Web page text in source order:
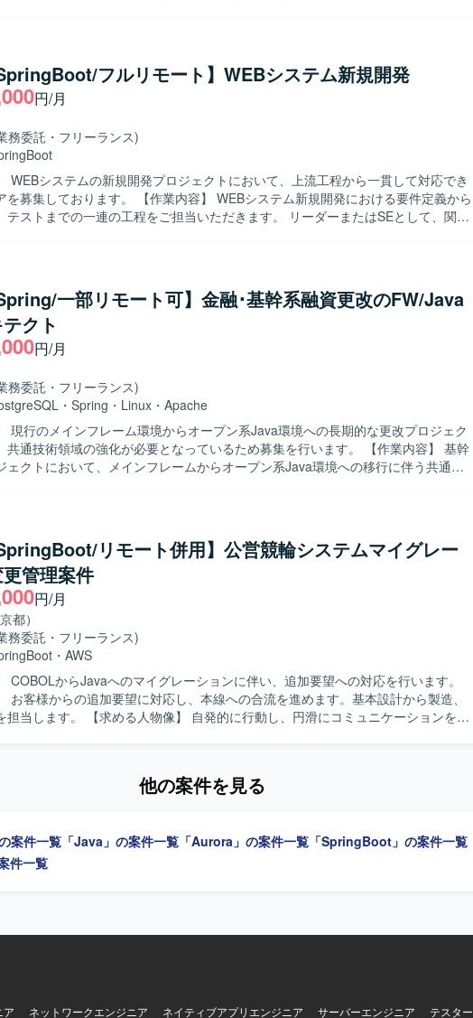
ンを取りながら、品質と生産性の両立を意識して取り組んでいただける方です。
の魅力】 オンプレミスからクラウドへの再構築プロジェクトに参画することで、
したシステムアーキテクチャやモダンなJava開発の経験を積むことができます。
築を行います。
フルリモート】WEBシステム新規開発
円/月
務委託・フリーランス)
WEBシステムの新規開発プロジェクトにおいて、上流工程から一貫して対応でき
【作業内容】 WEBシステム新規開発における要件定義から
テストまでの一連の工程をご担当いただきます。 リーダーまたはSEとして、関係
わることができ、スキルの幅を広げていただけます。 【開発環境】 Javaおよ
を用いたWEBシステム開発環境となります。
一部リモート可】金融･基幹系融資更改のFW/Java
クト
円/月
務委託・フリーランス)
・ Spring ・ Linux ・ Apache
現行のメインフレーム環境からオープン系Java環境への長期的な更改プロジェク
技術領域の強化が必要となっているため募集を行います。 【作業内容】 基幹
ェクトにおいて、メインフレームからオープン系Java環境への移行に伴う共通技
らQA対応、テスト作業（結合・総合・リグレッションテスト等）やデータ移行・
きます。 【求める人物像】 自発的に必要なタスクを洗い出し、
に作業を進められる方を求めています。関係者とのコミュニケーションを取りな
改善に向けて能動的に動ける方が望ましいです。 【ポジションの魅力】 大
基幹系システムの更改プロジェクトに長期的に関わることで、メインフレームか
への移行ノウハウや、SPRING/Javaおよびクラウドを活用した共通基盤・共通技
用に関する知見を幅広く習得していただけます。PM補佐や共通技術支援として上
きるため、アーキテクト志向やテックリード志向の方にも適したポジションで
などが利用されており、更改後はLinux、WindowsServer、Oracle、Apache、
フレームワーク、Javaなどを用いたオープン系環境となります。開発言語として
リモート併用】公営競輪システムマイグレー
管理案件
円/月
都）
務委託・フリーランス)
・ AWS
COBOLからJavaへのマイグレーションに伴い、追加要望への対応を行います。
お客様からの追加要望に対応し、本線への合流を進めます。基本設計から製造、
発的に行動し、円滑にコミュニケーションを取
他の案件を見る
案件一覧 「Java」の案件一覧 「Aurora」の案件一覧 「SpringBoot」の案件一覧
件一覧
ア ネットワークエンジニア ネイティブアプリエンジニア サーバーエンジニア テスター